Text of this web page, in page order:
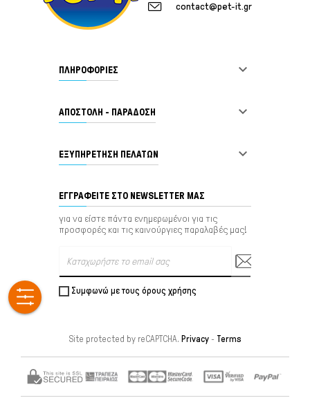
contact@pet-it.gr
ΠΛΗΡΟΦΟΡΙΕΣ 
ΑΠΟΣΤΟΛΗ - ΠΑΡΑΔΟΣΗ 
ΕΞΥΠΗΡΈΤΗΣΗ ΠΕΛΑΤΏΝ 
ΕΓΓΡΑΦΕΊΤΕ ΣΤΟ NEWSLETTER ΜΑΣ
για να είστε πάντα ενημερωμένοι για τις
προσφορές και τις καινούργιες παραλαβές μας!
Συμφωνώ με τους όρους χρήσης
Site protected by reCAPTCHA. Privacy- Terms